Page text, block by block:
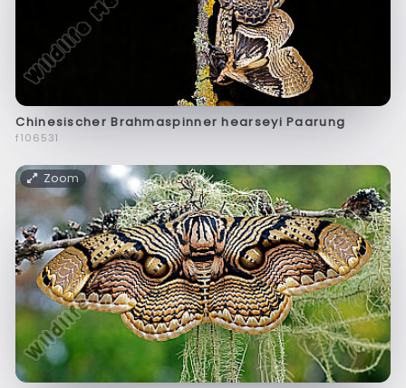
Chinesischer Brahmaspinner hearseyi Paarung
f106531
Zoom